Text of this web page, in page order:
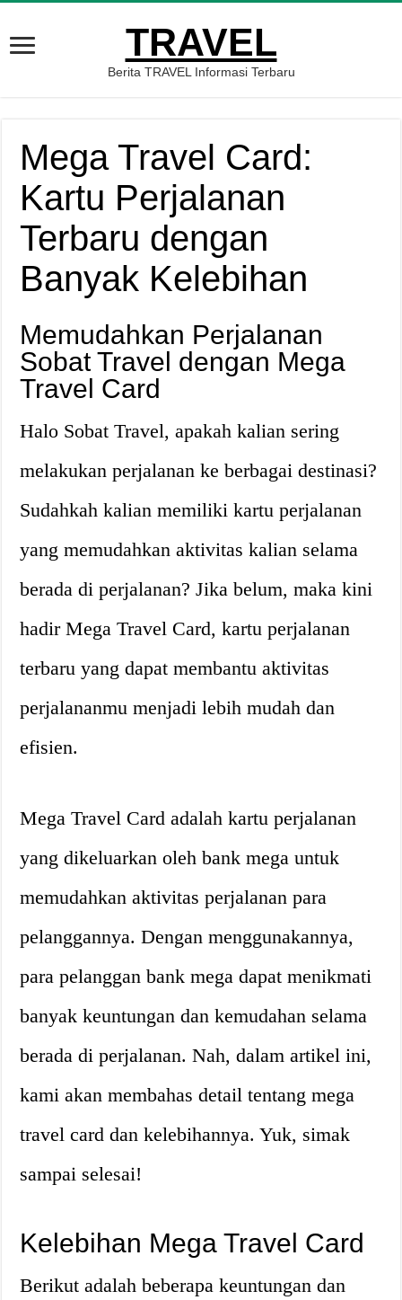
TRAVEL
Berita TRAVEL Informasi Terbaru
Mega Travel Card:
Kartu Perjalanan
Terbaru dengan
Banyak Kelebihan
Memudahkan Perjalanan
Sobat Travel dengan Mega
Travel Card
Halo Sobat Travel, apakah kalian sering
melakukan perjalanan ke berbagai destinasi?
Sudahkah kalian memiliki kartu perjalanan
yang memudahkan aktivitas kalian selama
berada di perjalanan? Jika belum, maka kini
hadir Mega Travel Card, kartu perjalanan
terbaru yang dapat membantu aktivitas
perjalananmu menjadi lebih mudah dan
efisien.
Mega Travel Card adalah kartu perjalanan
yang dikeluarkan oleh bank mega untuk
memudahkan aktivitas perjalanan para
pelanggannya. Dengan menggunakannya,
para pelanggan bank mega dapat menikmati
banyak keuntungan dan kemudahan selama
berada di perjalanan. Nah, dalam artikel ini,
kami akan membahas detail tentang mega
travel card dan kelebihannya. Yuk, simak
sampai selesai!
Kelebihan Mega Travel Card
Berikut adalah beberapa keuntungan dan